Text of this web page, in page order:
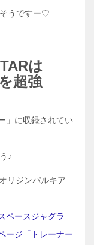
うですー♡
は
超強
」に収録されてい
♪
ペースジャグラ
ージ「トレーナー